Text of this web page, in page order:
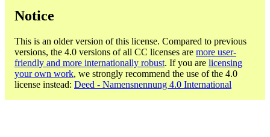
Notice
This is an older version of this license. Compared to previous
versions, the 4.0 versions of all CC licenses are more user-
friendly and more internationally robust. If you are licensing
your own work, we strongly recommend the use of the 4.0
license instead: Deed - Namensnennung 4.0 International